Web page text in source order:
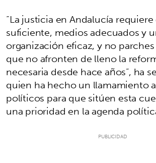
“La justicia en Andalucía
suficiente, medios adecuados y
organización eficaz, y no
que no afronten de lleno la
necesaria desde hace años”, ha
quien ha hecho un llamamiento
políticos para que sitúen esta
una prioridad en la agenda